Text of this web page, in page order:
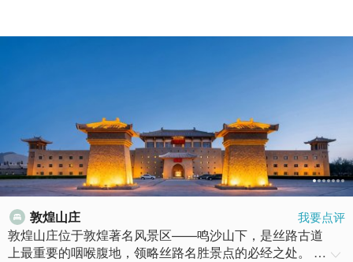
 敦煌山庄 我要点评
敦煌山庄位于敦煌著名风景区——鸣沙山下，是丝路古道
上最重要的咽喉腹地，领略丝路名胜景点的必经之处。 … 